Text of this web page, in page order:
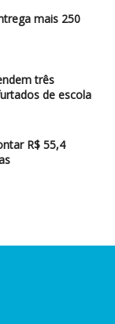
mais 250
três
de escola
R$ 55,4